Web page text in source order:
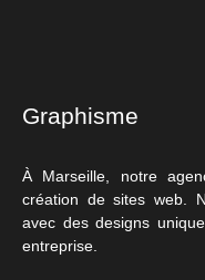
Graphisme
À Marseille, notre
création de sites web.
avec des designs
entreprise.